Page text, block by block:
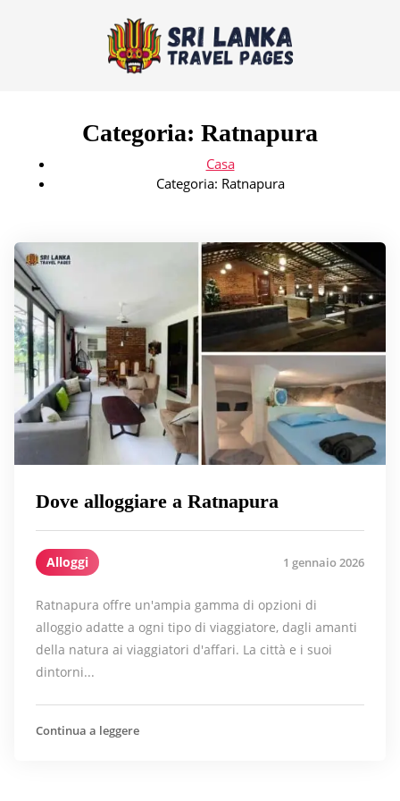
Categoria: Ratnapura
Casa
Categoria: Ratnapura
Dove alloggiare a Ratnapura
Alloggi 1 gennaio 2026
Ratnapura offre un'ampia gamma di opzioni di
alloggio adatte a ogni tipo di viaggiatore, dagli amanti
della natura ai viaggiatori d'affari. La città e i suoi
dintorni...
Continua a leggere